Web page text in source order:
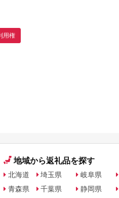
用権
地域から返礼品を探す
北海道
青森県
埼玉県
千葉県
岐阜県
静岡県